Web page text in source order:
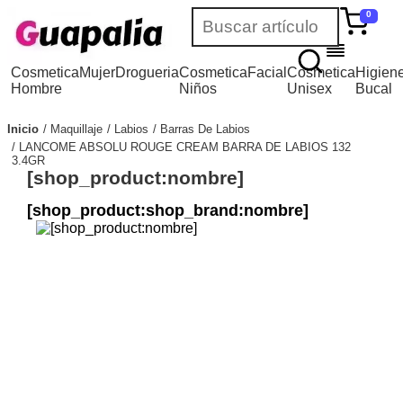
0
Cosmetica
Hombre
MujerDrogueriaCosmetica
Niños
FacialCosmetica
Unisex
Bucal
Inicio Maquillaje Labios
Barras De Labios
LANCOME ABSOLU ROUGE CREAM BARRA DE LABIOS 132
3.4GR
[shop_product:nombre]
[shop_product:shop_brand:nombre]